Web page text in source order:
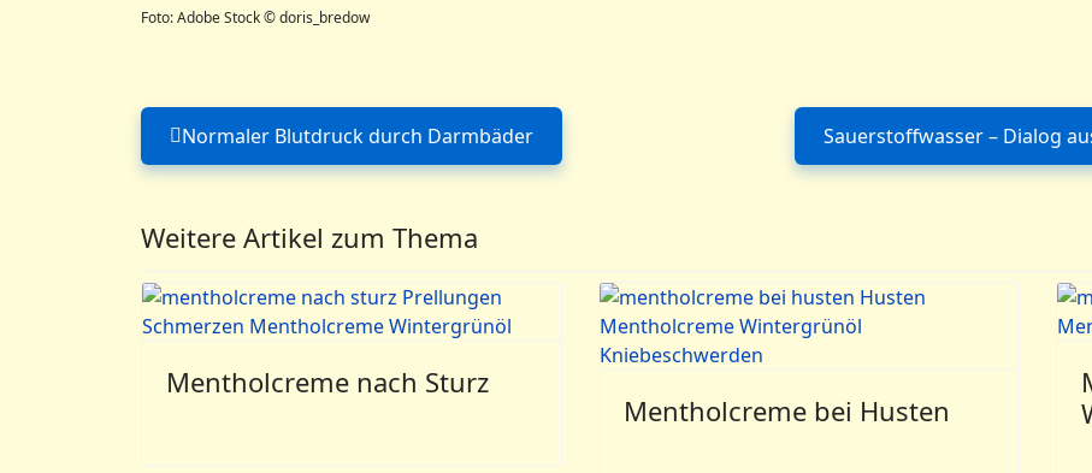
Foto: Adobe Stock © doris_bredow
Vorheriger Beitrag: Normaler Blutdruck durch Darmbäder
Normaler Blutdruck durch Darmbäder Sauerstoffwasser – Dialog
Weitere Artikel zum Thema
Mentholcreme nach Sturz
Mentholcreme bei Husten